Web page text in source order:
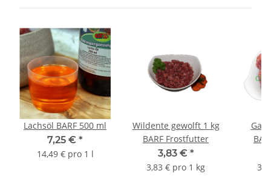
Lachsöl BARF 500 ml
7,25 € *
14,49 € pro 1 l
Wildente gewolft 1 kg
BARF Frostfutter
3,83 € *
3,83 € pro 1 kg